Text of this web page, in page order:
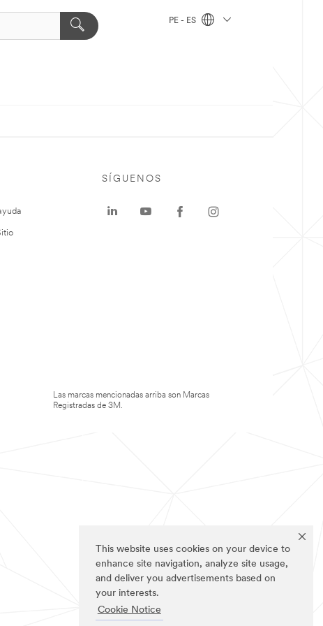
This website uses cookies on your device to
enhance site navigation, analyze site usage,
and deliver you advertisements based on
your interests.
Cookie Notice
PE - ES
SÍGUENOS
Las marcas mencionadas arriba son Marcas
Registradas de 3M.